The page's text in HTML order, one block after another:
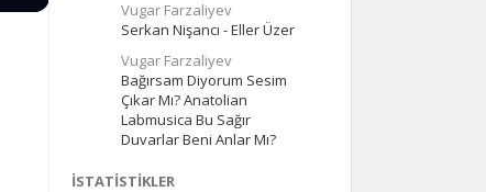
Vugar Farzaliyev
Serkan Nişancı - Eller Üzer
Vugar Farzaliyev
Bağırsam Diyorum Sesim
Çıkar Mı? Anatolian
Labmusica Bu Sağır
Duvarlar Beni Anlar Mı?
İSTATISTIKLER